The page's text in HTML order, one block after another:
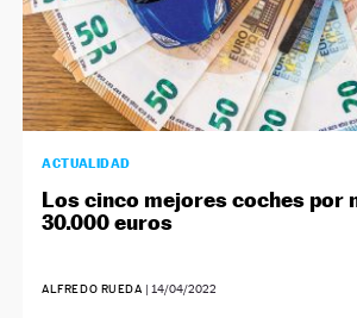
ACTUALIDAD
Los cinco mejores coches por
30.000 euros
ALFREDO RUEDA | 14/04/2022